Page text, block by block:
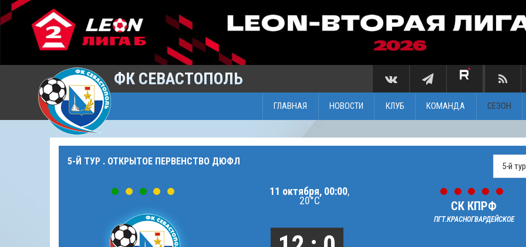
ФК СЕВАСТОПОЛЬ
ГЛАВНАЯ НОВОСТИ КЛУБ КОМАНДА СЕЗОН
5-Й ТУР . ОТКРЫТОЕ ПЕРВЕНСТВО ДЮФЛ
11 октября, 00:00,
20°C
СК КПРФ
ПГТ.КРАСНОГВАРДЕЙСКОЕ